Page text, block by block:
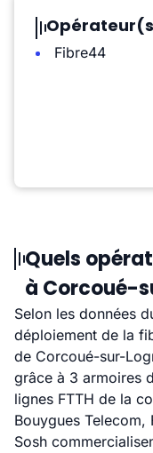
Fibre44
Quels
à Corcoué-
Selon les données
déploiement de la
de Corcoué-sur-
grâce à 3 armoires
lignes FTTH de la
Bouygues Telecom,
Sosh